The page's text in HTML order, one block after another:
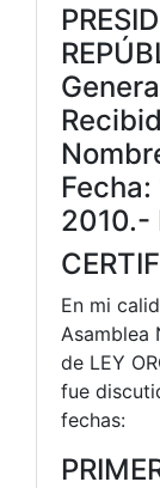
2010.-
En mi
Asamblea
de LEY
fue
fechas: